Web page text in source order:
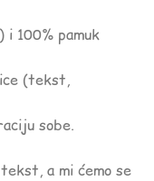
i 100% pamuk
(tekst,
sobe.
a mi ćemo se